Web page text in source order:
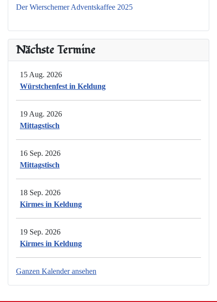
Der Wierschemer Adventskaffee 2025
Nächste Termine
15 Aug. 2026
Würstchenfest in Keldung
19 Aug. 2026
Mittagstisch
16 Sep. 2026
Mittagstisch
18 Sep. 2026
Kirmes in Keldung
19 Sep. 2026
Kirmes in Keldung
Ganzen Kalender ansehen